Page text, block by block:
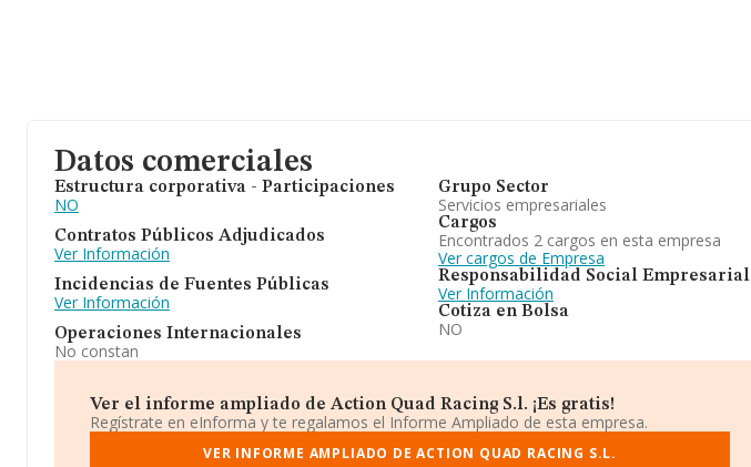
Datos comerciales
Estructura corporativa - Participaciones
NO
Contratos Públicos Adjudicados
Ver Información
Incidencias de Fuentes Públicas
Ver Información
Operaciones Internacionales
No constan
Grupo Sector
Servicios empresariales
Cargos
Encontrados 2 cargos en esta empresa
Ver cargos de Empresa
Responsabilidad Social Empresarial
Ver Información
Cotiza en Bolsa
NO
Ver el informe ampliado de Action Quad Racing S.l. ¡Es gratis!
Regístrate en eInforma y te regalamos el Informe Ampliado de esta empresa.
VER INFORME AMPLIADO DE ACTION QUAD RACING S.L.